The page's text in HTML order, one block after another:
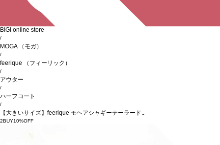
BIGI online store
/
MOGA （モガ）
/
feerique （フィーリック）
/
アウター
/
ハーフコート
/
【大きいサイズ】feerique モヘアシャギーテーラードコート
2BUY10%OFF